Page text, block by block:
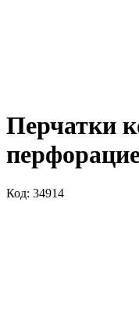
Перчатки
Код: 34914